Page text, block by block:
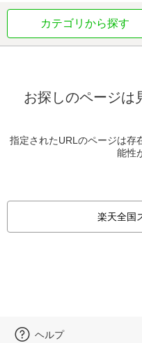
カテゴリから探す
お探しのページは
指定されたURLのページは存
能性
楽天全国
ヘルプ